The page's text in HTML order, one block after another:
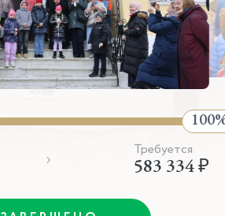
Требуется
583 334 ₽